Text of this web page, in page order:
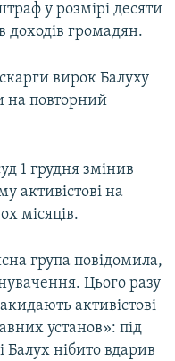
у розмірі десяти
доходів громадян.
вирок Балуху
на повторний
1 грудня змінив
активістові на
місяців.
група повідомила,
Цього разу
активістові
установ»: під
Балух нібито вдарив